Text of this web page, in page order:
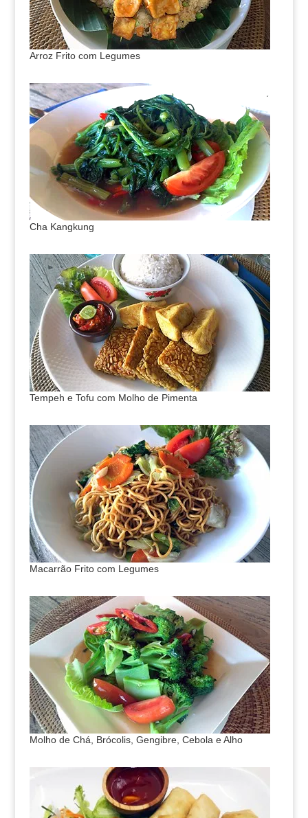
Arroz Frito com Legumes
Cha Kangkung
Tempeh e Tofu com Molho de Pimenta
Macarrão Frito com Legumes
Molho de Chá, Brócolis, Gengibre, Cebola e Alho